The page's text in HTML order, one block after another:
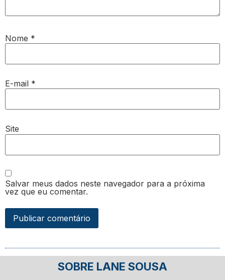
Nome *
E-mail *
Site
Salvar meus dados neste navegador para a próxima
vez que eu comentar.
SOBRE LANE SOUSA